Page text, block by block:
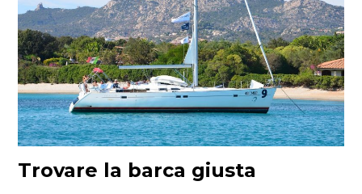
Trovare la barca giusta